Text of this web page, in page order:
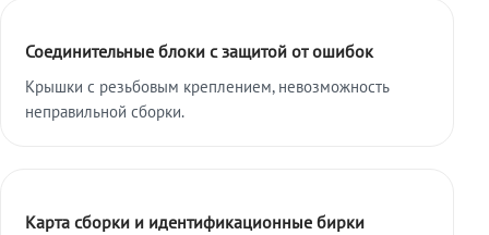
Соединительные блоки с защитой от ошибок
Крышки с резьбовым креплением, невозможность
неправильной сборки.
Карта сборки и идентификационные бирки